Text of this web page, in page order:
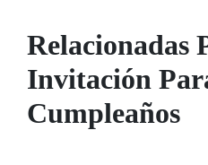
Relacionadas
Invitación
Cumpleaños